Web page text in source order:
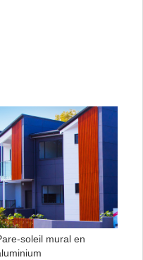
soleil mural en